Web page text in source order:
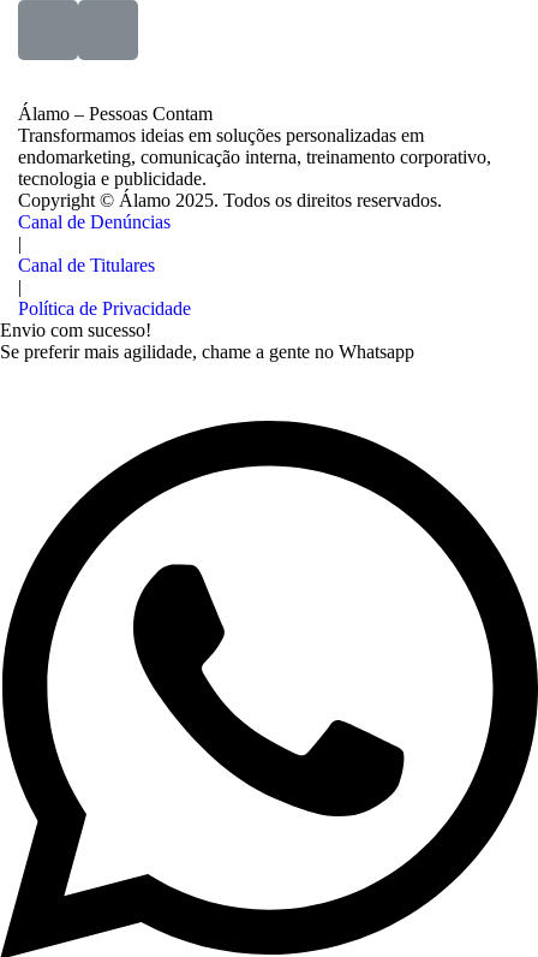
Álamo – Pessoas Contam
Transformamos ideias em soluções personalizadas em
endomarketing, comunicação interna, treinamento corporativo,
tecnologia e publicidade.
Copyright © Álamo 2025. Todos os direitos reservados.
Canal de Denúncias
|
Canal de Titulares
|
Política de Privacidade
Envio com sucesso!
Se preferir mais agilidade, chame a gente no Whatsapp